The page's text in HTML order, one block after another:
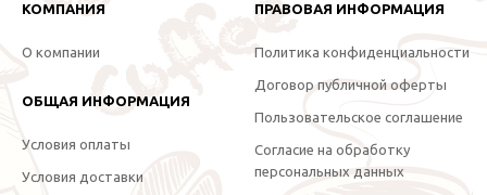
КОМПАНИЯ
О компании
ОБЩАЯ ИНФОРМАЦИЯ
Условия оплаты
Условия доставки
ПРАВОВАЯ ИНФОРМАЦИЯ
Политика конфиденциальности
Договор публичной оферты
Пользовательское соглашение
Согласие на обработку
персональных данных